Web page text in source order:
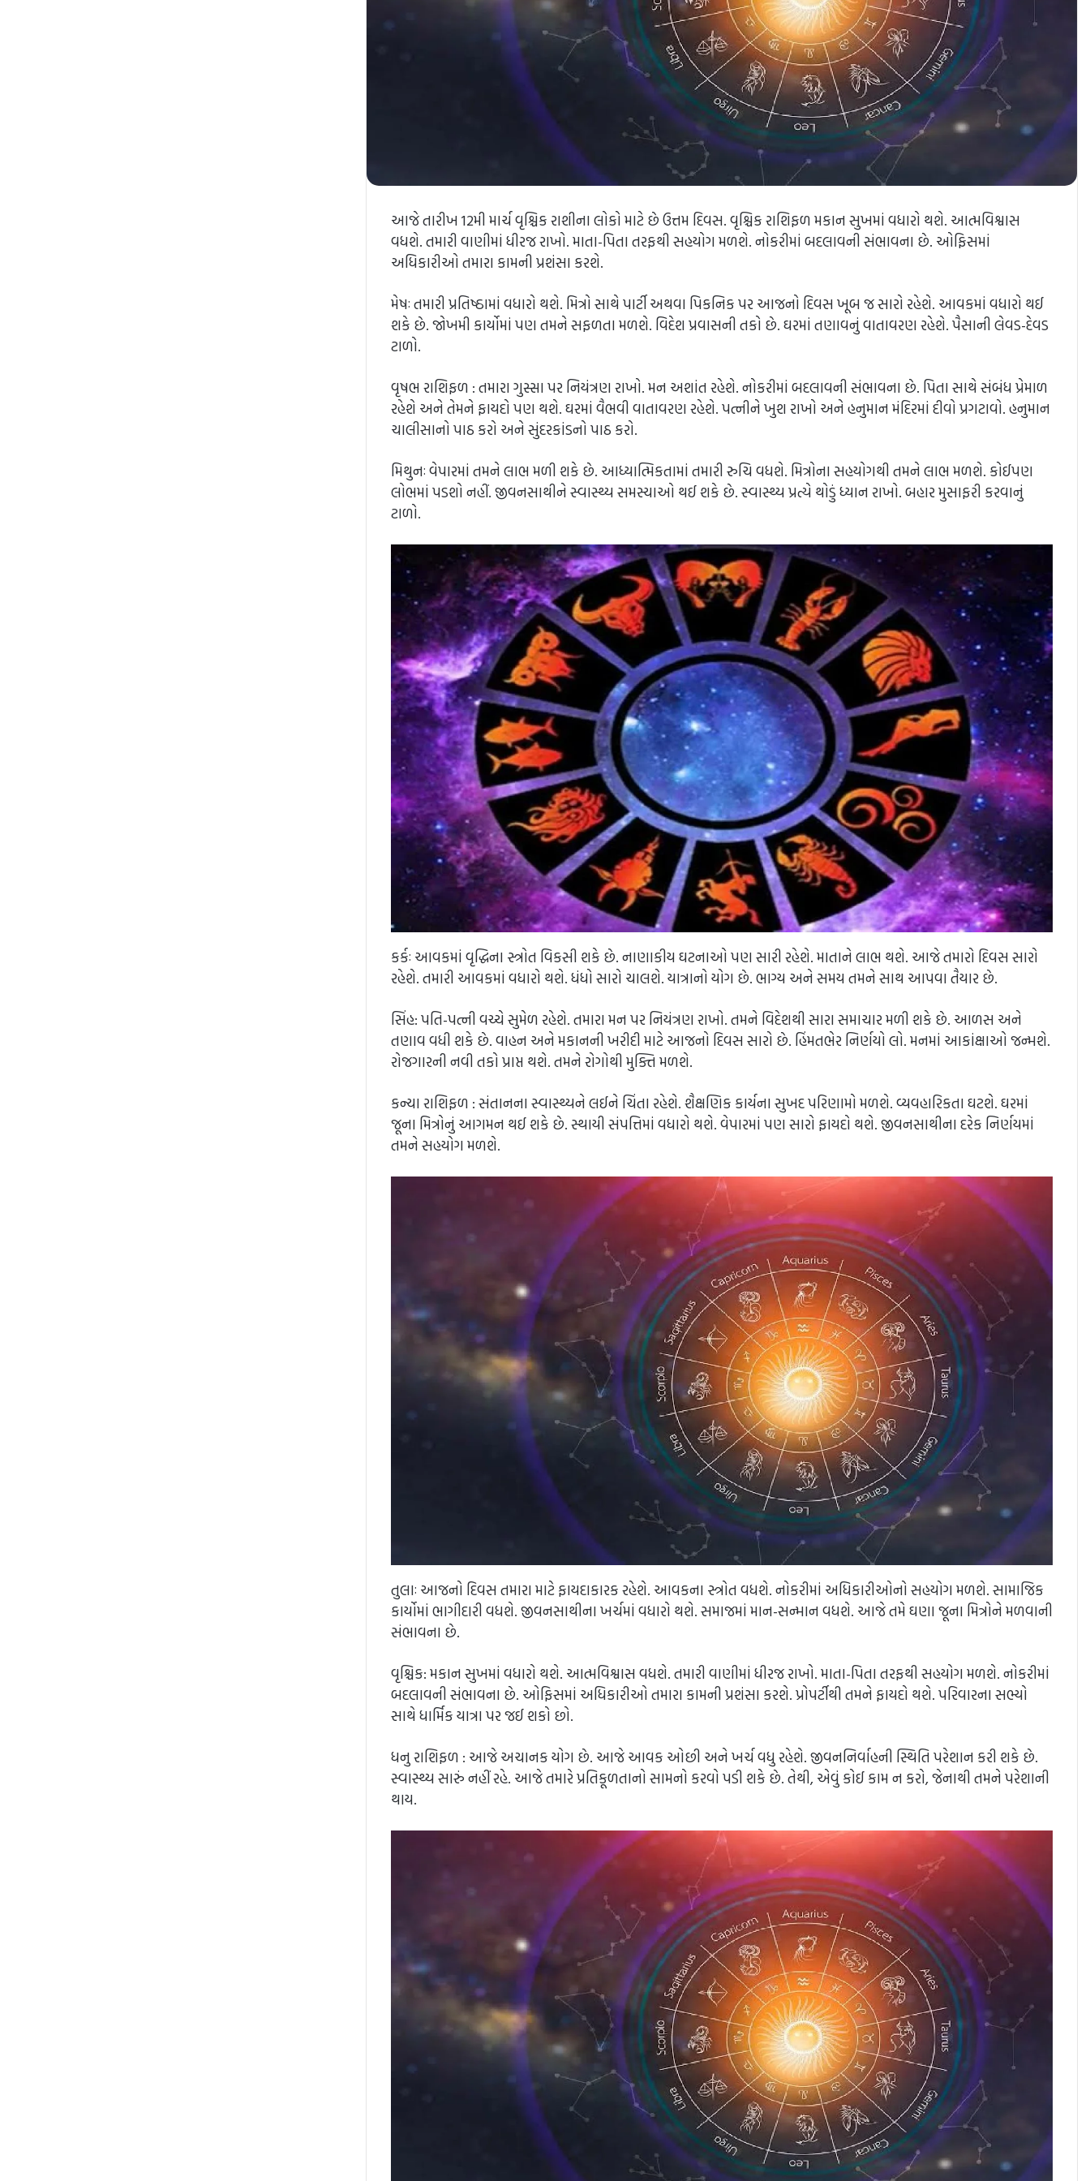
આજે તારીખ 12મી માર્ચ વૃશ્ચિક રાશીના લોકો માટે છે ઉત્તમ દિવસ. વૃશ્ચિક રાશિફળ મકાન સુખમાં વધારો થશે. આત્મવિશ્વાસ
વધશે. તમારી વાણીમાં ધીરજ રાખો. માતા-પિતા તરફથી સહયોગ મળશે. નોકરીમાં બદલાવની સંભાવના છે. ઓફિસમાં
અધિકારીઓ તમારા કામની પ્રશંસા કરશે.
મેષઃ તમારી પ્રતિષ્ઠામાં વધારો થશે. મિત્રો સાથે પાર્ટી અથવા પિકનિક પર આજનો દિવસ ખૂબ જ સારો રહેશે. આવકમાં વધારો થઈ
શકે છે. જોખમી કાર્યોમાં પણ તમને સફળતા મળશે. વિદેશ પ્રવાસની તકો છે. ઘરમાં તણાવનું વાતાવરણ રહેશે. પૈસાની લેવડ-દેવડ
ટાળો.
વૃષભ રાશિફળ : તમારા ગુસ્સા પર નિયંત્રણ રાખો. મન અશાંત રહેશે. નોકરીમાં બદલાવની સંભાવના છે. પિતા સાથે સંબંધ પ્રેમાળ
રહેશે અને તેમને ફાયદો પણ થશે. ઘરમાં વૈભવી વાતાવરણ રહેશે. પત્નીને ખુશ રાખો અને હનુમાન મંદિરમાં દીવો પ્રગટાવો. હનુમાન
ચાલીસાનો પાઠ કરો અને સુંદરકાંડનો પાઠ કરો.
મિથુનઃ વેપારમાં તમને લાભ મળી શકે છે. આધ્યાત્મિકતામાં તમારી રુચિ વધશે. મિત્રોના સહયોગથી તમને લાભ મળશે. કોઈપણ
લોભમાં પડશો નહીં. જીવનસાથીને સ્વાસ્થ્ય સમસ્યાઓ થઈ શકે છે. સ્વાસ્થ્ય પ્રત્યે થોડું ધ્યાન રાખો. બહાર મુસાફરી કરવાનું
ટાળો.
કર્કઃ આવકમાં વૃદ્ધિના સ્ત્રોત વિકસી શકે છે. નાણાકીય ઘટનાઓ પણ સારી રહેશે. માતાને લાભ થશે. આજે તમારો દિવસ સારો
રહેશે. તમારી આવકમાં વધારો થશે. ધંધો સારો ચાલશે. યાત્રાનો યોગ છે. ભાગ્ય અને સમય તમને સાથ આપવા તૈયાર છે.
સિંહ: પતિ-પત્ની વચ્ચે સુમેળ રહેશે. તમારા મન પર નિયંત્રણ રાખો. તમને વિદેશથી સારા સમાચાર મળી શકે છે. આળસ અને
તણાવ વધી શકે છે. વાહન અને મકાનની ખરીદી માટે આજનો દિવસ સારો છે. હિંમતભેર નિર્ણયો લો. મનમાં આકાંક્ષાઓ જન્મશે.
રોજગારની નવી તકો પ્રાપ્ત થશે. તમને રોગોથી મુક્તિ મળશે.
કન્યા રાશિફળ : સંતાનના સ્વાસ્થ્યને લઈને ચિંતા રહેશે. શૈક્ષણિક કાર્યના સુખદ પરિણામો મળશે. વ્યવહારિકતા ઘટશે. ઘરમાં
જૂના મિત્રોનું આગમન થઈ શકે છે. સ્થાયી સંપત્તિમાં વધારો થશે. વેપારમાં પણ સારો ફાયદો થશે. જીવનસાથીના દરેક નિર્ણયમાં
તમને સહયોગ મળશે.
તુલાઃ આજનો દિવસ તમારા માટે ફાયદાકારક રહેશે. આવકના સ્ત્રોત વધશે. નોકરીમાં અધિકારીઓનો સહયોગ મળશે. સામાજિક
કાર્યોમાં ભાગીદારી વધશે. જીવનસાથીના ખર્ચમાં વધારો થશે. સમાજમાં માન-સન્માન વધશે. આજે તમે ઘણા જૂના મિત્રોને મળવાની
સંભાવના છે.
વૃશ્ચિક: મકાન સુખમાં વધારો થશે. આત્મવિશ્વાસ વધશે. તમારી વાણીમાં ધીરજ રાખો. માતા-પિતા તરફથી સહયોગ મળશે. નોકરીમાં
બદલાવની સંભાવના છે. ઓફિસમાં અધિકારીઓ તમારા કામની પ્રશંસા કરશે. પ્રોપર્ટીથી તમને ફાયદો થશે. પરિવારના સભ્યો
સાથે ધાર્મિક યાત્રા પર જઈ શકો છો.
ધનુ રાશિફળ : આજે અચાનક યોગ છે. આજે આવક ઓછી અને ખર્ચ વધુ રહેશે. જીવનનિર્વાહની સ્થિતિ પરેશાન કરી શકે છે.
સ્વાસ્થ્ય સારું નહીં રહે. આજે તમારે પ્રતિકૂળતાનો સામનો કરવો પડી શકે છે. તેથી, એવું કોઈ કામ ન કરો, જેનાથી તમને પરેશાની
થાય.